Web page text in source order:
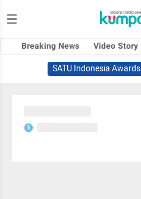
Breaking News Video Story
SATU Indonesia Awards
S